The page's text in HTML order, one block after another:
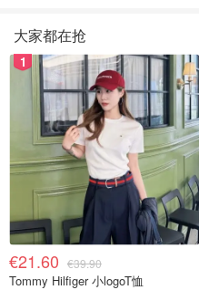
大家都在抢
1
€21.60 €39.90
Tommy Hilfiger 小logoT恤